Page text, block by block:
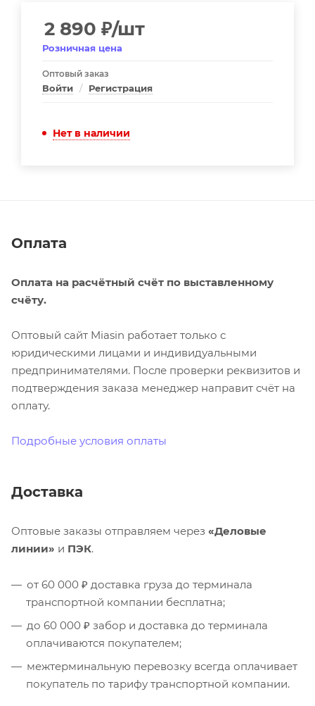
2 890 ₽/шт
Розничная цена
Оптовый заказ
Войти / Регистрация
Нет в наличии
Оплата
Оплата на расчётный счёт по выставленному
счёту.
Оптовый сайт Miasin работает только с
юридическими лицами и индивидуальными
предпринимателями. После проверки реквизитов и
подтверждения заказа менеджер направит счёт на
оплату.
Подробные условия оплаты
Доставка
Оптовые заказы отправляем через «Деловые
линии» и ПЭК.
от 60 000 ₽ доставка груза до терминала
транспортной компании бесплатна;
до 60 000 ₽ забор и доставка до терминала
оплачиваются покупателем;
межтерминальную перевозку всегда оплачивает
покупатель по тарифу транспортной компании.